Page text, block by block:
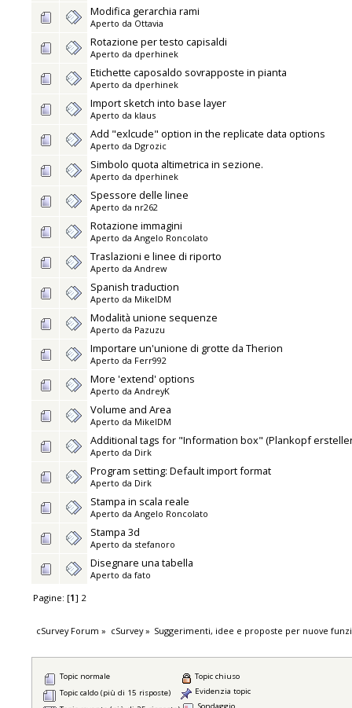
Modifica gerarchia rami
Aperto da Ottavia
Rotazione per testo capisaldi
Aperto da dperhinek
Etichette caposaldo sovrapposte in pianta
Aperto da dperhinek
Import sketch into base layer
Aperto da klaus
Add "exlcude" option in the replicate data options
Aperto da Dgrozic
Simbolo quota altimetrica in sezione.
Aperto da dperhinek
Spessore delle linee
Aperto da nr262
Rotazione immagini
Aperto da Angelo Roncolato
Traslazioni e linee di riporto
Aperto da Andrew
Spanish traduction
Aperto da MikelDM
Modalità unione sequenze
Aperto da Pazuzu
Importare un'unione di grotte da Therion
Aperto da Ferr992
More 'extend' options
Aperto da AndreyK
Volume and Area
Aperto da MikelDM
Additional tags for "Information box" (Plankopf
Aperto da Dirk
Program setting: Default import format
Aperto da Dirk
Stampa in scala reale
Aperto da Angelo Roncolato
Stampa 3d
Aperto da stefanoro
Disegnare una tabella
Aperto da fato
Pagine: [1] 2
cSurvey Forum » cSurvey» Suggerimenti, idee e proposte per nuove
Topic normale
Topic caldo (più di 15 risposte)
Topic chiuso
Evidenzia topic
Sondaggio